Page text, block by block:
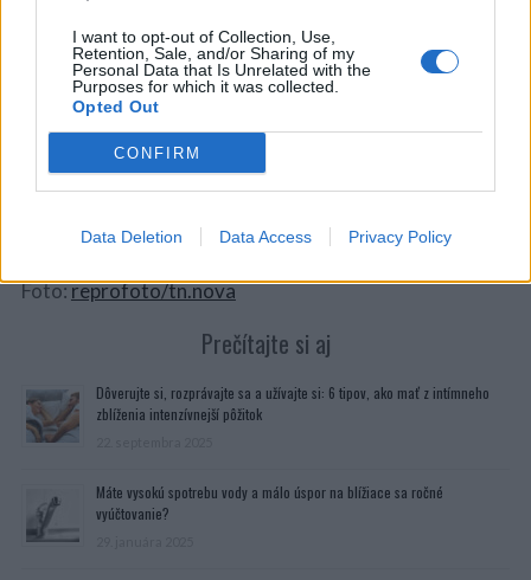
I want to opt-out of Collection, Use,
Retention, Sale, and/or Sharing of my
Personal Data that Is Unrelated with the
Purposes for which it was collected.
Opted Out
CONFIRM
Data Deletion Data Access Privacy Policy
prednosť protiidúcemu zelenému vozidlu. Keďže modré
auto v tom momente nemá po svojej pravici žiadne
prejde križovatkou ako prvé. Potom prejde zelené
auto a až nakoniec červené auto dokončí svoje
Autá podľa týchto pravidiel prejdú križovatkou v
vozidlo.
Foto:reprofoto/tn.nova
Prečítajte si aj
Dôverujte si, rozprávajte sa a užívajte si: 6 tipov, ako mať z intímneho
zblíženia intenzívnejší pôžitok
Máte vysokú spotrebu vody a málo úspor na blížiace sa ročné
vyúčtovanie?